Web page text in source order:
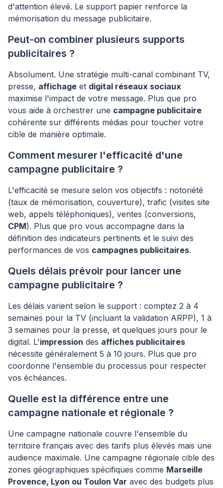
d'attention élevé. Le support papier renforce la
mémorisation du message publicitaire.
Peut-on combiner plusieurs supports
publicitaires ?
Absolument. Une stratégie multi-canal combinant TV,
presse, affichage et digital réseaux sociaux
maximise l'impact de votre message. Plus que pro
vous aide à orchestrer une campagne publicitaire
cohérente sur différents médias pour toucher votre
cible de manière optimale.
Comment mesurer l'efficacité d'une
campagne publicitaire ?
L'efficacité se mesure selon vos objectifs : notoriété
(taux de mémorisation, couverture), trafic (visites site
web, appels téléphoniques), ventes (conversions,
CPM). Plus que pro vous accompagne dans la
définition des indicateurs pertinents et le suivi des
performances de vos campagnes publicitaires.
Quels délais prévoir pour lancer une
campagne publicitaire ?
Les délais varient selon le support : comptez 2 à 4
semaines pour la TV (incluant la validation ARPP), 1 à
3 semaines pour la presse, et quelques jours pour le
digital. L'impression des affiches publicitaires
nécessite généralement 5 à 10 jours. Plus que pro
coordonne l'ensemble du processus pour respecter
vos échéances.
Quelle est la différence entre une
campagne nationale et régionale ?
Une campagne nationale couvre l'ensemble du
territoire français avec des tarifs plus élevés mais une
audience maximale. Une campagne régionale cible des
zones géographiques spécifiques comme Marseille
Provence, Lyon ou Toulon Var avec des budgets plus